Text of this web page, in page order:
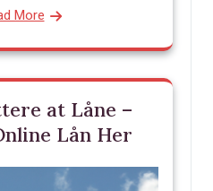
More
at Låne –
Lån Her